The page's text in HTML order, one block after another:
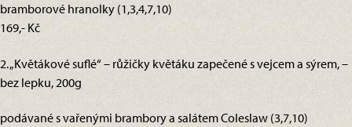
bramborové hranolky (1,3,4,7,10)
169,- Kč
2. „Květákové suflé“ – růžičky květáku zapečené s vejcem a sýrem, –
bez lepku, 200g
podávané s vařenými brambory a salátem Coleslaw (3,7,10)